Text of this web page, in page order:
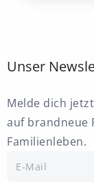
Unser
Melde dich
auf brandneue
Familienleben.